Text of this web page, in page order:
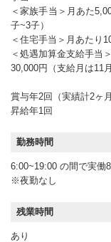
＜家族手当＞月あた
子~3子）
＜住宅手当＞月あたり
＜処遇加算金支給手当＞
30,000円（支給月は11
賞与年2回（実績計2ヶ月
昇給年1回
勤務時間
6:00~19:00 の間で実働
※夜勤なし
残業時間
あり